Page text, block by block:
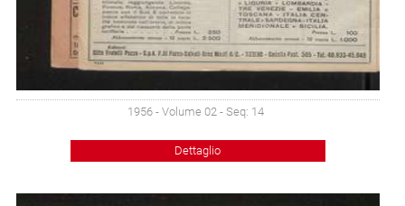
1956 - Volume 02 - Seq: 14
Dettaglio